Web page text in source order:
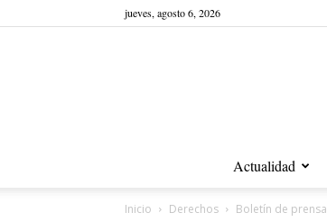
jueves, agosto 6, 2026
Actualidad
Inicio Derechos Boletín de prensa